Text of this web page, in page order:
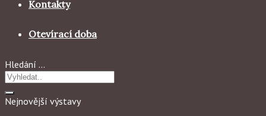
Kontakty
Otevírací doba
Hledání …
Nejnovější výstavy